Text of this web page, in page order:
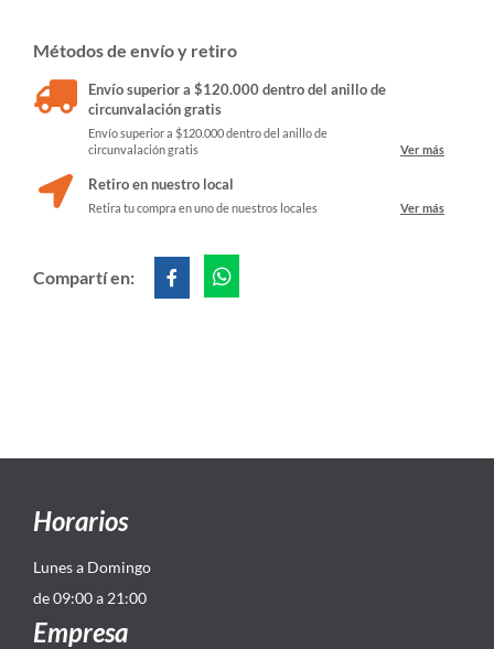
Métodos de envío y retiro
Envío superior a $120.000 dentro del anillo de
circunvalación gratis
Envío superior a $120.000 dentro del anillo de
circunvalación gratis
Ver más
Retiro en nuestro local
Retira tu compra en uno de nuestros locales Ver más
Compartí en:
Horarios
Lunes a Domingo
de 09:00 a 21:00
Empresa